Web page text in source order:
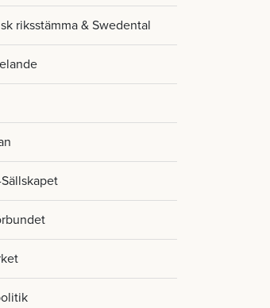
riksstämma & Swedental